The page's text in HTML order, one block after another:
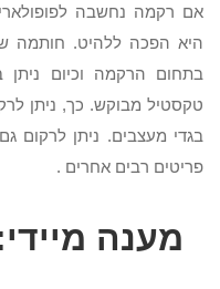
אם רקמה נחשבה
היא הפכה ללהיט. חותמה
בתחום הרקמה וכיום
טקסטיל מבוקש. כך, ניתן
בגדי מעצבים. ניתן לרקום
פריטים רבים אחרים .
מענה מיידי: 072-3922-